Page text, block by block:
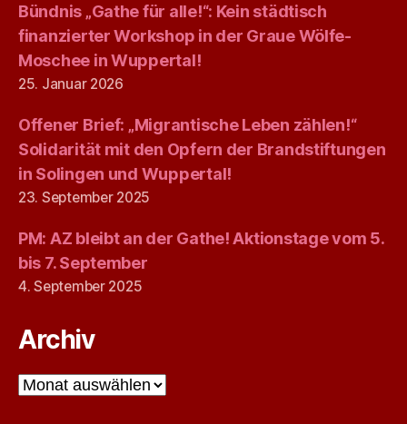
Bündnis „Gathe für alle!“: Kein städtisch
finanzierter Workshop in der Graue Wölfe-
Moschee in Wuppertal!
25. Januar 2026
Offener Brief: „Migrantische Leben zählen!“
Solidarität mit den Opfern der Brandstiftungen
in Solingen und Wuppertal!
23. September 2025
PM: AZ bleibt an der Gathe! Aktionstage vom 5.
bis 7. September
4. September 2025
Archiv
Archiv